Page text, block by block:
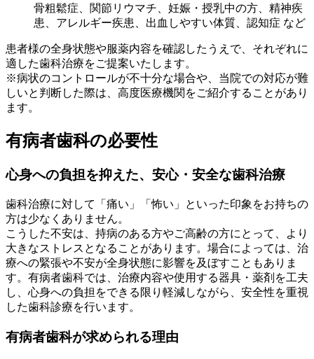
骨粗鬆症、関節リウマチ、妊娠・授乳中の方、精神疾
患、アレルギー疾患、出血しやすい体質、認知症 など
患者様の全身状態や服薬内容を確認したうえで、それぞれに
適した歯科治療をご提案いたします。
※病状のコントロールが不十分な場合や、当院での対応が難
しいと判断した際は、高度医療機関をご紹介することがあり
ます。
有病者歯科の必要性
心身への負担を抑えた、安心・安全な歯科治療
歯科治療に対して「痛い」「怖い」といった印象をお持ちの
方は少なくありません。
こうした不安は、持病のある方やご高齢の方にとって、より
大きなストレスとなることがあります。場合によっては、治
療への緊張や不安が全身状態に影響を及ぼすこともありま
す。有病者歯科では、治療内容や使用する器具・薬剤を工夫
し、心身への負担をできる限り軽減しながら、安全性を重視
した歯科診療を行います。
有病者歯科が求められる理由